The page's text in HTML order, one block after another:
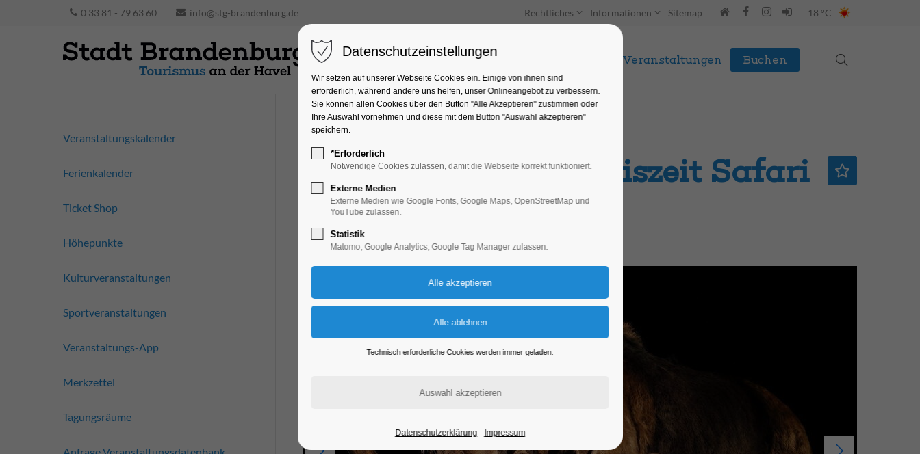
0 33 81 - 79 63 60 info@stg-brandenburg.de Rechtliches Informationen Sitemap 18 °C
Unterkünfte Entdecken & Erleben Veranstaltungen Buchen
Sonderausstellung Eiszeit Safari
Ausstellung
04.10.2024, 10:00–17:00
Veranstaltungskalender
Ferienkalender
Ticket Shop
Höhepunkte
Kulturveranstaltungen
Sportveranstaltungen
Veranstaltungs-App
Merkzettel
Tagungsräume
Anfrage Veranstaltungsdatenbank
Datenschutzeinstellungen
Wir setzen auf unserer Webseite Cookies ein. Einige von ihnen sind
erforderlich, während andere uns helfen, unser Onlineangebot zu verbessern.
Sie können allen Cookies über den Button "Alle Akzeptieren" zustimmen oder
Ihre Auswahl vornehmen und diese mit dem Button "Auswahl akzeptieren"
speichern.
*Erforderlich
Notwendige Cookies zulassen, damit die Webseite korrekt funktioniert.
Externe Medien
Externe Medien wie Google Fonts, Google Maps, OpenStreetMap und
YouTube zulassen.
Statistik
Matomo, Google Analytics, Google Tag Manager zulassen.
Technisch erforderliche Cookies werden immer geladen.
Datenschutzerklärung Impressum